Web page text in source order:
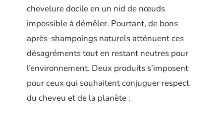
chevelure docile en un nid de nœuds
impossible à démêler. Pourtant, de bons
après-shampoings naturels atténuent ces
désagréments tout en restant neutres pour
l’environnement. Deux produits s’imposent
pour ceux qui souhaitent conjuguer respect
du cheveu et de la planète :